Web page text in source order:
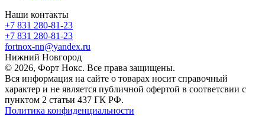
Наши контакты
+7 831 280-81-23
+7 831 280-81-23
fortnox-nn@yandex.ru
Нижний Новгород
© 2026, Форт Нокс. Все права защищены.
Вся информация на сайте о товарах носит справочный
характер и не является публичной офертой в соответсвии с
пунктом 2 статьи 437 ГК РФ.
Политика конфиденциальности